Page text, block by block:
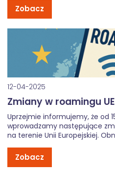
telekomunikacyjnych?TELGAM
wszystko w jednym,
Zobacz
12-04-2025
Zmiany w roamingu
Uprzejmie informujemy, że od
wprowadzamy następujące
na terenie Unii Europejskiej.
Strefie Euro. Nowa cena to
Zobacz